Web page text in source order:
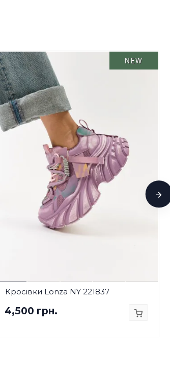
NEW
Кросівки Lonza NY 221837
4,500 грн.